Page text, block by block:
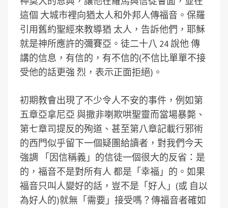
這個 大城市裡向猶太人和外邦人傳福音。保羅
引用舊約聖經來教導猶 太人，告訴他們，耶穌
就是神所應許的彌賽亞。徒二十八 24 說他 傳
講的信息，有信的，有不信的(不信比單單不接
受他的話更強 烈，表示正面拒絕)。
初期教會出現了不少令人不安的事件，例如第
五章亞拿尼亞 與撒非喇欺哄聖靈而當場暴斃、
第七章司提反的殉道、甚至第八章記載行邪術
的西門似乎留下一個疑團給讀者，對我們今天
強調 「因信稱義」的信徒一個很大的反省：是
的，福音不是對所有人 都是「幸福」的。如果
福音只叫人變好的話，豈不是「好人」(或 自以
為好人的)就無「需要」接受嗎？傳福音者確如